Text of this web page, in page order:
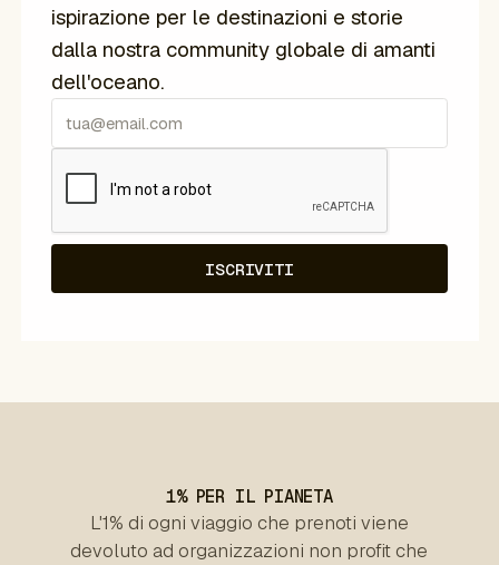
ispirazione per le destinazioni e storie
dalla nostra community globale di amanti
dell'oceano.
1% PER IL PIANETA
L'1% di ogni viaggio che prenoti viene
devoluto ad organizzazioni non profit che